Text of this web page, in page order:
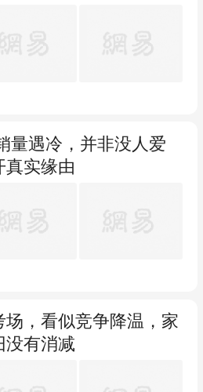
量遇冷，并非没人爱
真实缘由
场，看似竞争降温，家
没有消减